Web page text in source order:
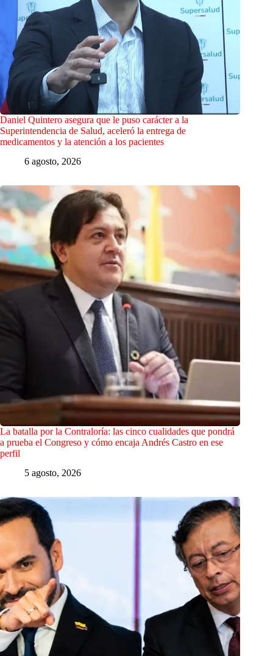
Daniel Quintero asegura que le puso carácter a la
Superintendencia de Salud, aceleró la entrega de
medicamentos y la atención a los pacientes
6 agosto, 2026
La batalla por la Contraloría: las cinco cualidades que pondrá
a prueba el Congreso y cómo encaja Andrés Castro en ese
perfil
5 agosto, 2026